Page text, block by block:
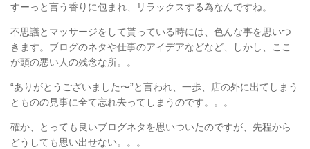
すーっと言う香りに包まれ、リラックスする為なんですね。
不思議とマッサージをして貰っている時には、色んな事を思いつ
きます。ブログのネタや仕事のアイデアなどなど、しかし、ここ
が頭の悪い人の残念な所。。
“ありがとうございました〜”と言われ、一歩、店の外に出てしまう
とものの見事に全て忘れ去ってしまうのです。。。
確か、とっても良いブログネタを思いついたのですが、先程から
どうしても思い出せない。。。